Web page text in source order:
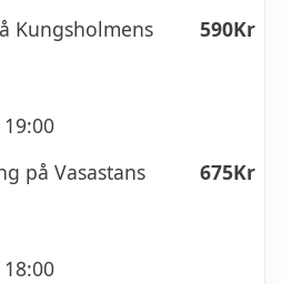
Kungsholmens
590Kr
på Vasastans
675Kr